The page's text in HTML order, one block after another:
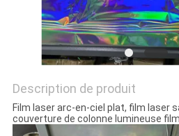
POLITIQUE
CONFIDENTIALITÉ
Description de produit
Film laser arc-en-ciel plat, film laser
couverture de colonne lumineuse